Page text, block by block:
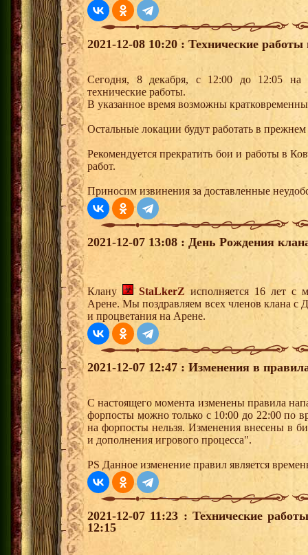
2021-12-08 10:20 : Технические
Сегодня, 8 декабря, с 12:00 до 12:05 на
технические работы.
В указанное время возможны
Остальные локации будут работать в
Рекомендуется прекратить бои и работы в
работ.
Приносим извинения за доставленные
2021-12-07 13:08 : День Рождения
Клану StaLkerZ исполняется 16 лет с
Арене. Мы поздравляем всех членов клана с
и процветания на Арене.
2021-12-07 12:47 : Изменения в
С настоящего момента изменены правила
форпосты можно только с 10:00 до 22:00 по
на форпосты нельзя. Изменения внесены в
и дополнения игрового процесса".
PS Данное изменение правил является
2021-12-07 11:23 : Технические
12:15